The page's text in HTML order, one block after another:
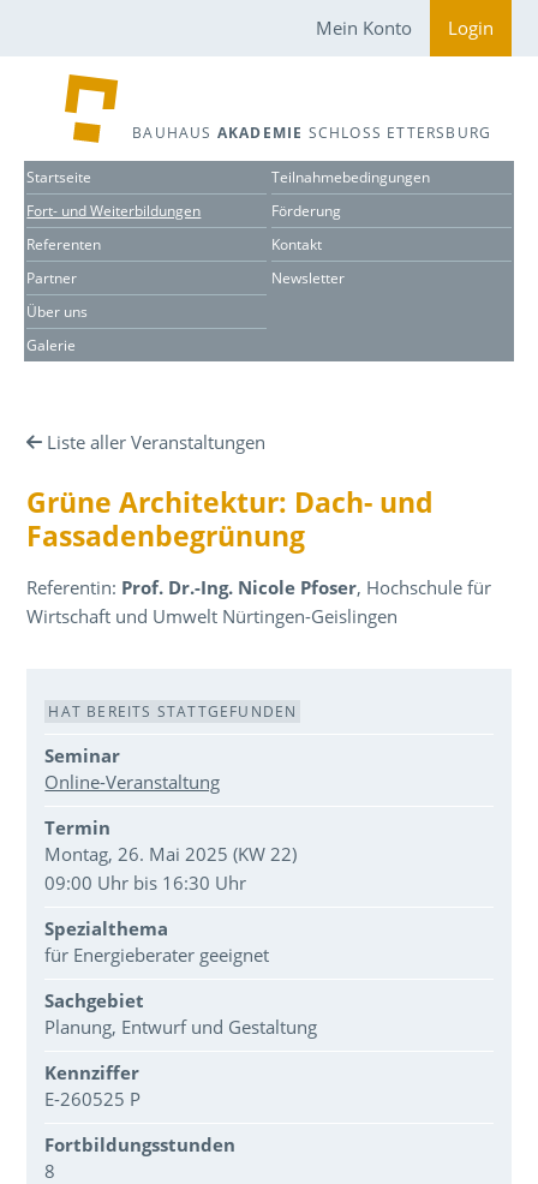
Mein Konto Login
BAUHAUS AKADEMIE SCHLOSS ETTERSBURG
Startseite
Fort- und Weiterbildungen
Referenten
Partner
Über uns
Galerie
Teilnahmebedingungen
Förderung
Kontakt
Newsletter
Liste aller Veranstaltungen
Grüne Architektur: Dach- und
Fassadenbegrünung
Referentin: Prof. Dr.-Ing. Nicole Pfoser, Hochschule für
Wirtschaft und Umwelt Nürtingen-Geislingen
Veranstaltungsdaten
HAT BEREITS STATTGEFUNDEN
Seminar
Online-Veranstaltung
Termin
Montag, 26. Mai 2025 (KW 22)
09:00 Uhr bis 16:30 Uhr
Spezialthema
für Energieberater geeignet
Sachgebiet
Planung, Entwurf und Gestaltung
Kennziffer
E-260525 P
Fortbildungsstunden
8